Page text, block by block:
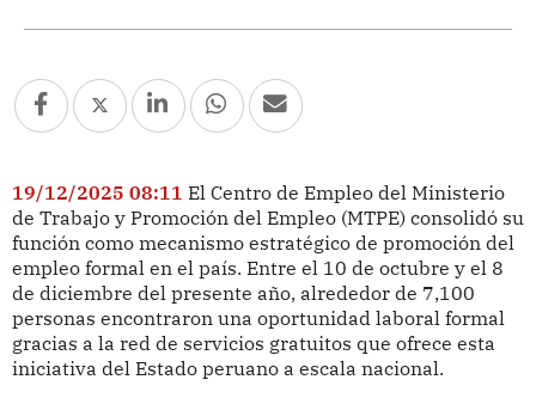
19/12/2025 08:11 El Centro de Empleo del Ministerio
de Trabajo y Promoción del Empleo (MTPE) consolidó su
función como mecanismo estratégico de promoción del
empleo formal en el país. Entre el 10 de octubre y el 8
de diciembre del presente año, alrededor de 7,100
personas encontraron una oportunidad laboral formal
gracias a la red de servicios gratuitos que ofrece esta
iniciativa del Estado peruano a escala nacional.